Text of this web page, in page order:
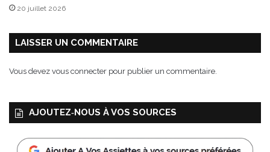
20 juillet 2026
LAISSER UN COMMENTAIRE
Vous devez vous connecter pour publier un commentaire.
AJOUTEZ‑NOUS À VOS SOURCES